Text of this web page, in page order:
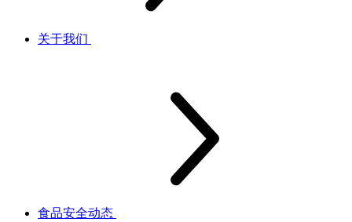
关于我们
食品安全动态